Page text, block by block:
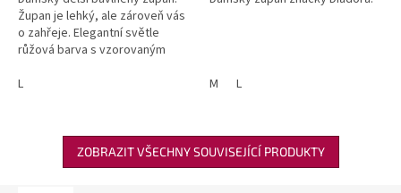
Župan je lehký, ale zároveň vás
o zahřeje. Elegantní světle
růžová barva s vzorovaným
rukávech a páskem.
L M L
ZOBRAZIT VŠECHNY SOUVISEJÍCÍ PRODUKTY